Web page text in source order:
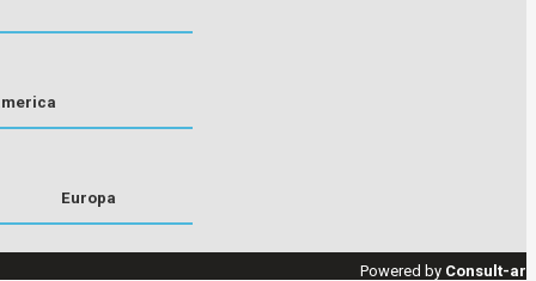
Europa
Powered by Consult-ar